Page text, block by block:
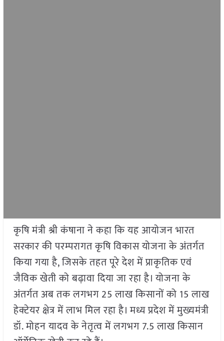
कृषि मंत्री श्री कंषाना ने कहा कि यह आयोजन भारत
सरकार की परम्परागत कृषि विकास योजना के अंतर्गत
किया गया है, जिसके तहत पूरे देश में प्राकृतिक एवं
जैविक खेती को बढ़ावा दिया जा रहा है। योजना के
अंतर्गत अब तक लगभग 25 लाख किसानों को 15 लाख
हेक्टेयर क्षेत्र में लाभ मिल रहा है। मध्य प्रदेश में मुख्यमंत्री
डॉ. मोहन यादव के नेतृत्व में लगभग 7.5 लाख किसान